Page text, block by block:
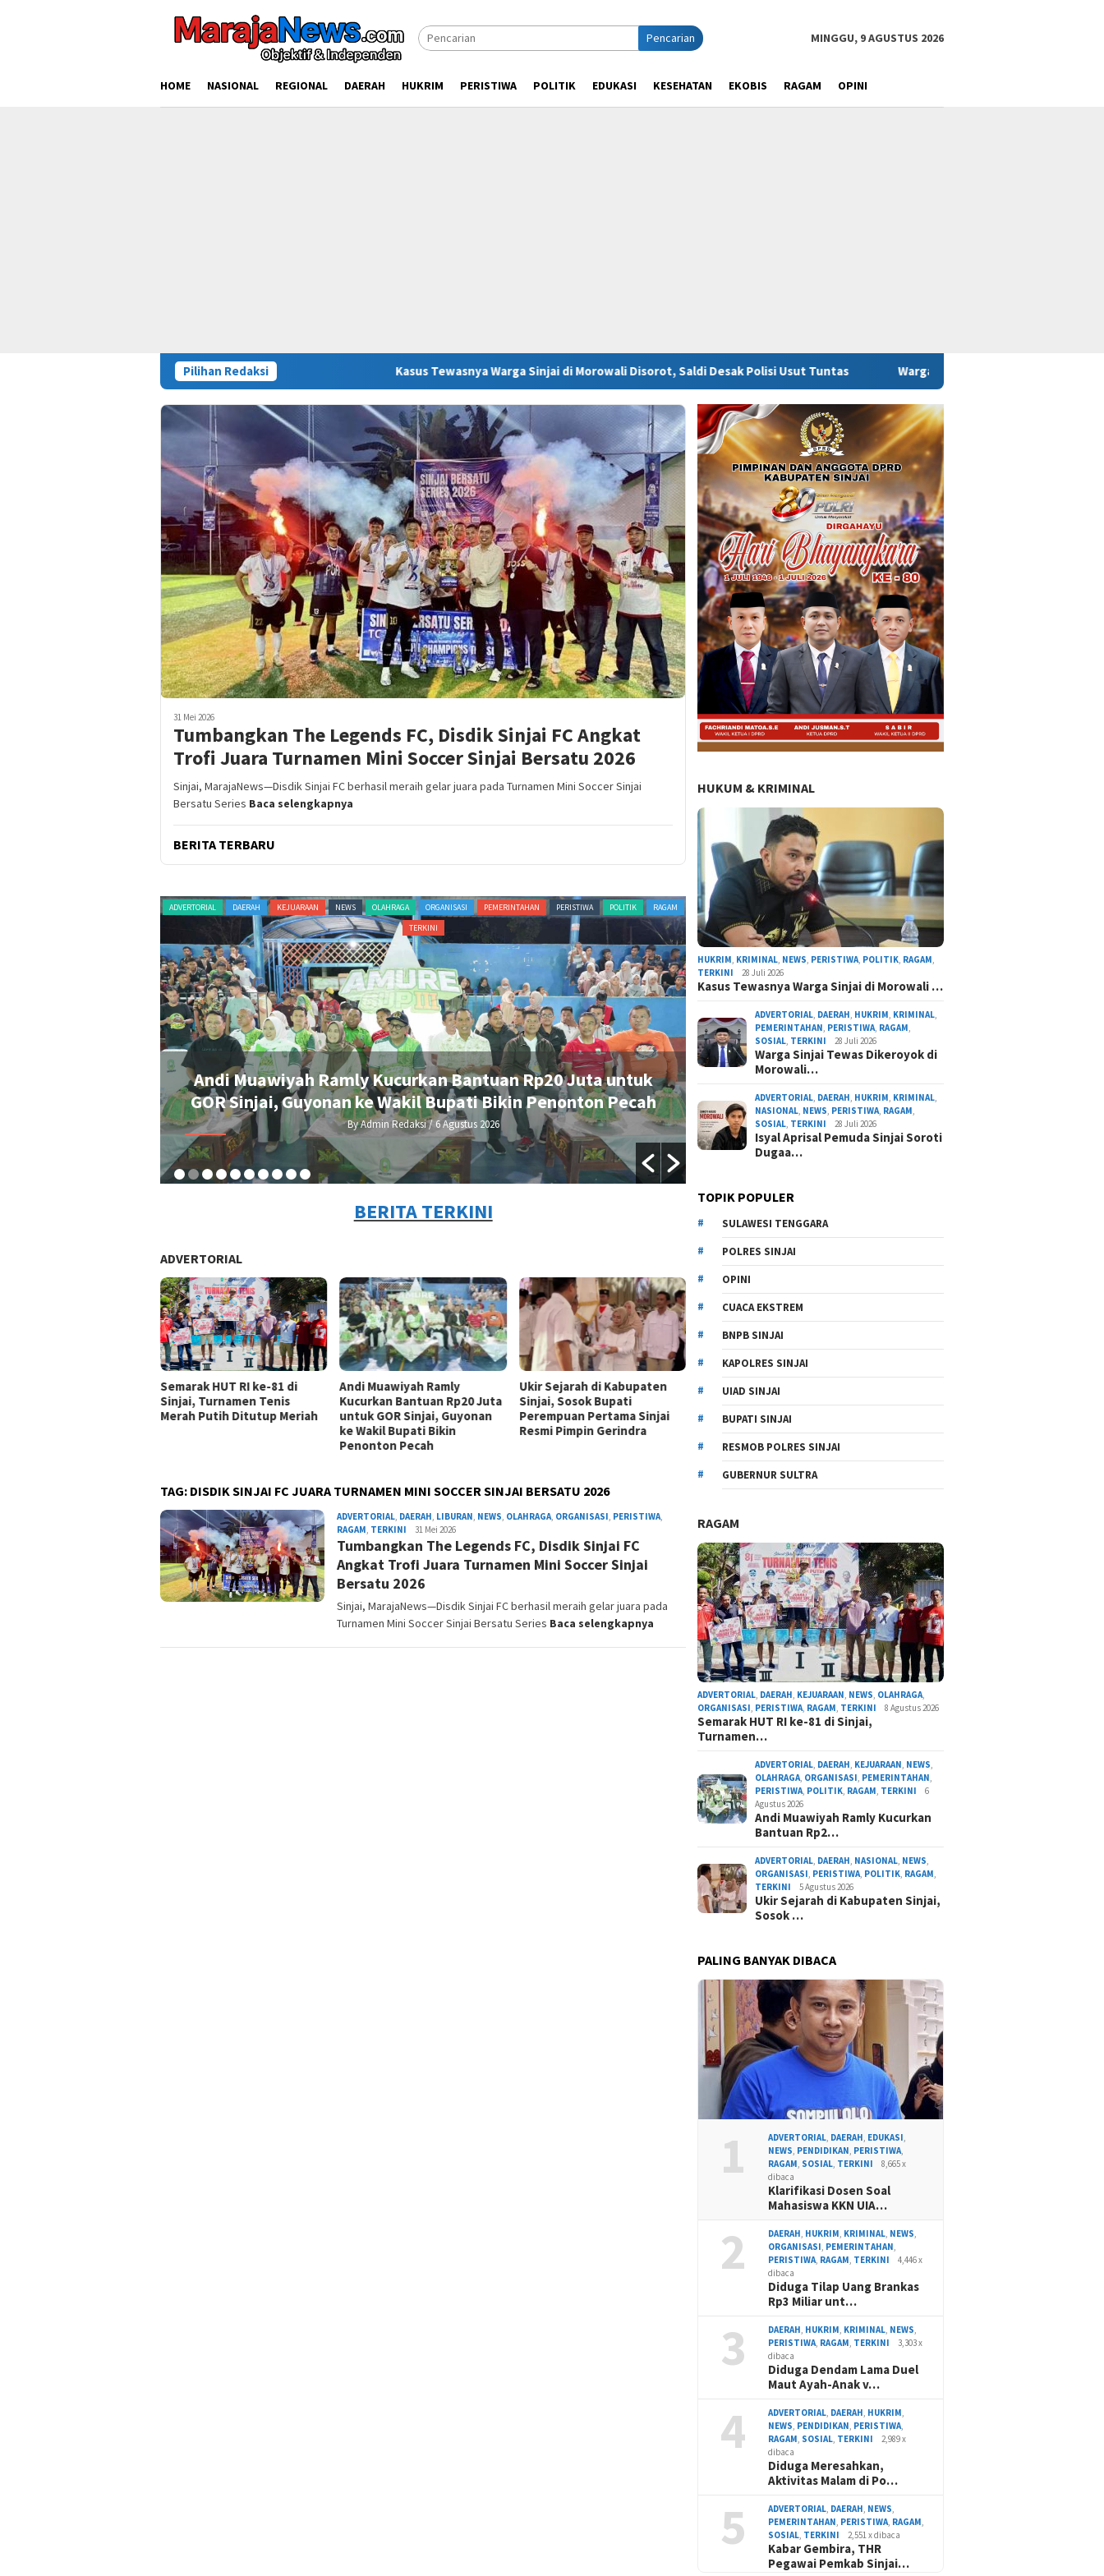
Pencarian MINGGU, 9 AGUSTUS 2026
HOME NASIONAL REGIONAL DAERAH HUKRIM PERISTIWA POLITIK EDUKASI KESEHATAN EKOBIS RAGAM OPINI
Pilihan Redaksi Kasus Tewasnya Warga Sinjai di Morowali Disorot, Saldi Desak Polisi Usut Tuntas Warga Sinjai Tewas Dikeroyok di Morowali, Ketua
31 Mei 2026
Tumbangkan The Legends FC, Disdik Sinjai FC Angkat
Trofi Juara Turnamen Mini Soccer Sinjai Bersatu 2026
Sinjai, MarajaNews—Disdik Sinjai FC berhasil meraih gelar juara pada Turnamen Mini Soccer Sinjai
Bersatu Series Baca selengkapnya
BERITA TERBARU
ADVERTORIAL DAERAH KEJUARAAN NEWS OLAHRAGA ORGANISASI PEMERINTAHAN PERISTIWA POLITIK
RAGAM
TERKINI
Andi Muawiyah Ramly Kucurkan Bantuan Rp20 Juta untuk
GOR Sinjai, Guyonan ke Wakil Bupati Bikin Penonton Pecah
By Admin Redaksi/ 6 Agustus 2026
ADVERTORIAL NASIONAL NEWS
Ukir Sejarah di Kabupaten Sinjai, Sosok Bupati
Pertama Sinjai Resmi Pimpin Gerindra
By Admin Redaksi
BERITA TERKINI
ADVERTORIAL
Semarak HUT RI ke-81 di
Sinjai, Turnamen Tenis
Merah Putih Ditutup Meriah
Andi Muawiyah Ramly
Kucurkan Bantuan Rp20 Juta
untuk GOR Sinjai, Guyonan
ke Wakil Bupati Bikin
Penonton Pecah
Ukir Sejarah di Kabupaten
Sinjai, Sosok Bupati
Perempuan Pertama Sinjai
Resmi Pimpin Gerindra
TAG: DISDIK SINJAI FC JUARA TURNAMEN MINI SOCCER SINJAI BERSATU 2026
ADVERTORIAL, DAERAH, LIBURAN, NEWS, OLAHRAGA, ORGANISASI, PERISTIWA,
RAGAM, TERKINI Admin
Redaksi
31 Mei 2026
Tumbangkan The Legends FC, Disdik Sinjai FC
Angkat Trofi Juara Turnamen Mini Soccer Sinjai
Bersatu 2026
Sinjai, MarajaNews—Disdik Sinjai FC berhasil meraih gelar juara pada
Turnamen Mini Soccer Sinjai Bersatu Series Baca selengkapnya
HUKUM & KRIMINAL
HUKRIM, KRIMINAL, NEWS, PERISTIWA, POLITIK, RAGAM,
TERKINI
28 Juli 2026
Kasus Tewasnya Warga Sinjai di Morowali …
ADVERTORIAL, DAERAH, HUKRIM, KRIMINAL,
PEMERINTAHAN, PERISTIWA, RAGAM,
SOSIAL, TERKINI 28 Juli 2026
Warga Sinjai Tewas Dikeroyok di
Morowali…
ADVERTORIAL, DAERAH, HUKRIM, KRIMINAL,
NASIONAL, NEWS, PERISTIWA, RAGAM,
SOSIAL, TERKINI 28 Juli 2026
Isyal Aprisal Pemuda Sinjai Soroti
Dugaa…
TOPIK POPULER
SULAWESI TENGGARA
POLRES SINJAI
OPINI
CUACA EKSTREM
BNPB SINJAI
KAPOLRES SINJAI
UIAD SINJAI
BUPATI SINJAI
RESMOB POLRES SINJAI
GUBERNUR SULTRA
RAGAM
ADVERTORIAL DAERAH KEJUARAAN NEWS OLAHRAGA
ORGANISASI PERISTIWA RAGAM TERKINI 8 Agustus 2026
Semarak HUT RI ke-81 di Sinjai,
Turnamen…
ADVERTORIAL DAERAH KEJUARAAN NEWS
OLAHRAGA ORGANISASI PEMERINTAHAN
PERISTIWA POLITIK RAGAM TERKINI
6
Agustus 2026
Andi Muawiyah Ramly Kucurkan
Bantuan Rp2…
ADVERTORIAL DAERAH NASIONAL NEWS
ORGANISASI PERISTIWA POLITIK RAGAM
TERKINI
5 Agustus 2026
Ukir Sejarah di Kabupaten Sinjai,
Sosok …
PALING BANYAK DIBACA
1 ADVERTORIAL DAERAH EDUKASI
NEWS PENDIDIKAN PERISTIWA
RAGAM SOSIAL TERKINI
8,665 x
dibaca
Klarifikasi Dosen Soal
Mahasiswa KKN UIA…
2 DAERAH HUKRIM KRIMINAL NEWS
ORGANISASI PEMERINTAHAN
PERISTIWA RAGAM TERKINI
4,446 x
dibaca
Diduga Tilap Uang Brankas
Rp3 Miliar unt…
3 DAERAH HUKRIM KRIMINAL NEWS
PERISTIWA RAGAM TERKINI
3,303 x
dibaca
Diduga Dendam Lama Duel
Maut Ayah-Anak v…
4 ADVERTORIAL DAERAH HUKRIM
NEWS PENDIDIKAN PERISTIWA
RAGAM SOSIAL TERKINI
2,989 x
dibaca
Diduga Meresahkan,
Aktivitas Malam di Po…
5 ADVERTORIAL DAERAH NEWS
PEMERINTAHAN PERISTIWA RAGAM
SOSIAL TERKINI 2,551 x dibaca
Kabar Gembira, THR
Pegawai Pemkab Sinjai…